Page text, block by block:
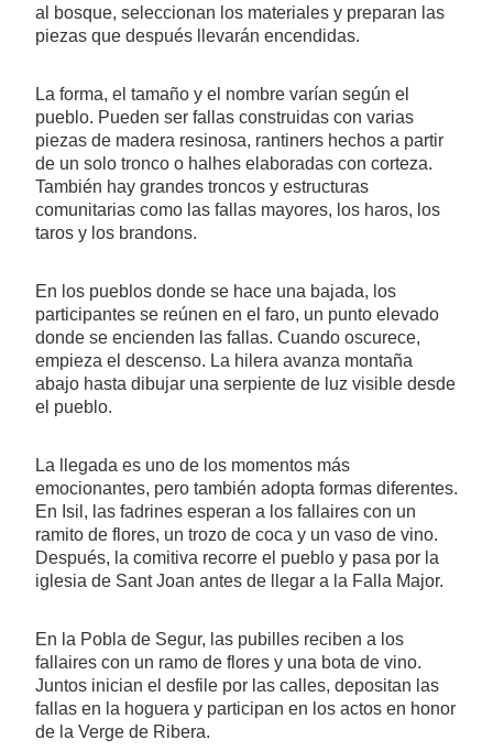
al bosque, seleccionan los materiales y preparan las
piezas que después llevarán encendidas.
La forma, el tamaño y el nombre varían según el
pueblo. Pueden ser fallas construidas con varias
piezas de madera resinosa, rantiners hechos a partir
de un solo tronco o halhes elaboradas con corteza.
También hay grandes troncos y estructuras
comunitarias como las fallas mayores, los haros, los
taros y los brandons.
En los pueblos donde se hace una bajada, los
participantes se reúnen en el faro, un punto elevado
donde se encienden las fallas. Cuando oscurece,
empieza el descenso. La hilera avanza montaña
abajo hasta dibujar una serpiente de luz visible desde
el pueblo.
La llegada es uno de los momentos más
emocionantes, pero también adopta formas diferentes.
En Isil, las fadrines esperan a los fallaires con un
ramito de flores, un trozo de coca y un vaso de vino.
Después, la comitiva recorre el pueblo y pasa por la
iglesia de Sant Joan antes de llegar a la Falla Major.
En la Pobla de Segur, las pubilles reciben a los
fallaires con un ramo de flores y una bota de vino.
Juntos inician el desfile por las calles, depositan las
fallas en la hoguera y participan en los actos en honor
de la Verge de Ribera.